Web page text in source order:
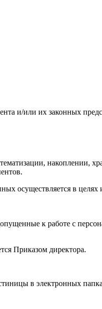
и/или их законных
накоплении,
осуществляется в
к работе с
Приказом директора.
в электронных